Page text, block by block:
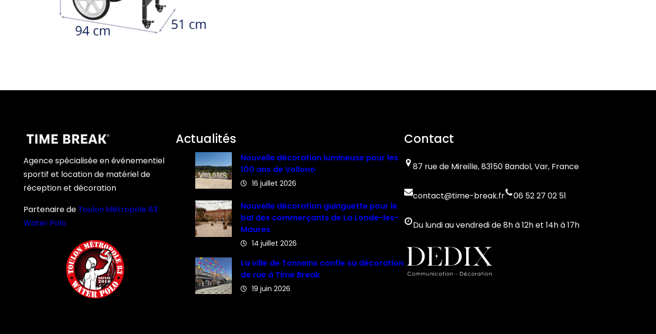
Agence spécialisée en événementiel
sportif et location de matériel de
réception et décoration
Partenaire de Toulon Métropole 83
Water Polo
Actualités
Nouvelle décoration lumineuse pour les
100 ans de Vollono
16 juillet 2026
Nouvelle décoration guinguette pour le
bal des commerçants de La Londe-les-
Maures
14 juillet 2026
La ville de Tonneins confie sa décoration
de rue à Time Break
19 juin 2026
Contact
87 rue de Mireille, 83150 Bandol, Var, France
contact@time-break.fr 06 52 27 02 51
Du lundi au vendredi de 8h à 12h et 14h à 17h